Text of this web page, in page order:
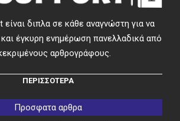
διπλα σε κάθε αναγνώστη για να
και έγκυρη ενημέρωση πανελλαδικά από
αρθρογράφους.
ΠΕΡΙΣΣΟΤΕΡΑ
Προσφατα αρθρα